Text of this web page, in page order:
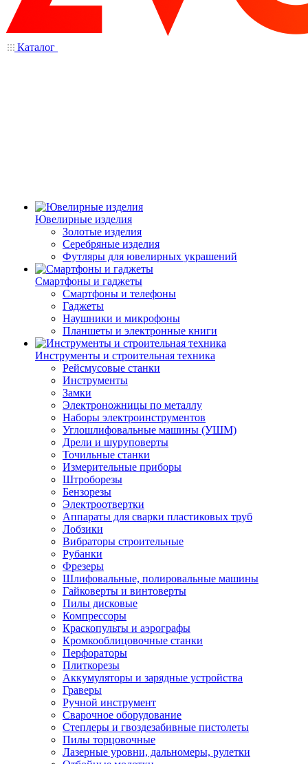
Каталог
Ювелирные изделия
Золотые изделия
Серебряные изделия
Футляры для ювелирных украшений
Смартфоны и гаджеты
Смартфоны и телефоны
Гаджеты
Наушники и микрофоны
Планшеты и электронные книги
Инструменты и строительная техника
Рейсмусовые станки
Инструменты
Замки
Электроножницы по металлу
Наборы электроинструментов
Углошлифовальные машины (УШМ)
Дрели и шуруповерты
Точильные станки
Измерительные приборы
Штроборезы
Бензорезы
Электроотвертки
Аппараты для сварки пластиковых труб
Лобзики
Вибраторы строительные
Рубанки
Фрезеры
Шлифовальные, полировальные машины
Гайковерты и винтоверты
Пилы дисковые
Компрессоры
Краскопульты и аэрографы
Кромкооблицовочные станки
Перфораторы
Плиткорезы
Аккумуляторы и зарядные устройства
Граверы
Ручной инструмент
Сварочное оборудование
Степлеры и гвоздезабивные пистолеты
Пилы торцовочные
Лазерные уровни, дальномеры, рулетки